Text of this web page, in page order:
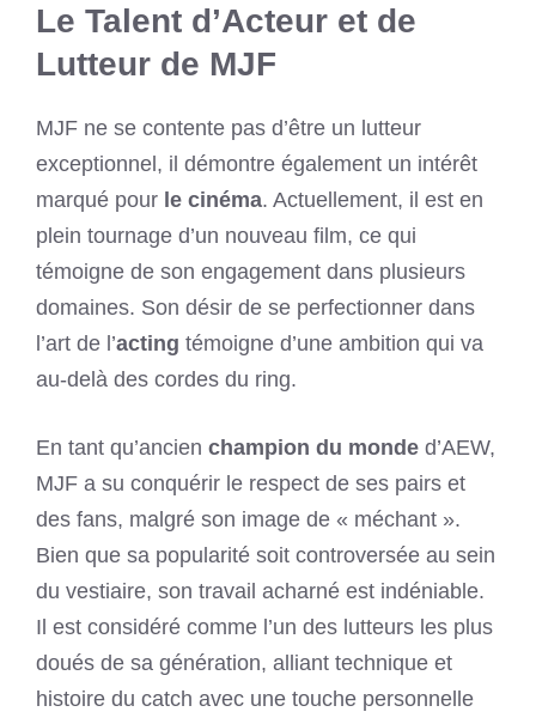
Le Talent d’Acteur et de
Lutteur de MJF
MJF ne se contente pas d’être un lutteur
exceptionnel, il démontre également un intérêt
marqué pour le cinéma. Actuellement, il est en
plein tournage d’un nouveau film, ce qui
témoigne de son engagement dans plusieurs
domaines. Son désir de se perfectionner dans
l’art de l’acting témoigne d’une ambition qui va
au-delà des cordes du ring.
En tant qu’ancien champion du monde d’AEW,
MJF a su conquérir le respect de ses pairs et
des fans, malgré son image de « méchant ».
Bien que sa popularité soit controversée au sein
du vestiaire, son travail acharné est indéniable.
Il est considéré comme l’un des lutteurs les plus
doués de sa génération, alliant technique et
histoire du catch avec une touche personnelle